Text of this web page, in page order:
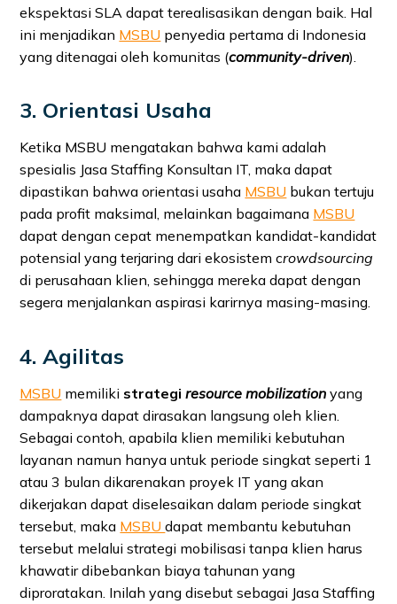
ekspektasi SLA dapat terealisasikan dengan baik. Hal
ini menjadikan MSBU penyedia pertama di Indonesia
yang ditenagai oleh komunitas (community-driven).
3. Orientasi Usaha
Ketika MSBU mengatakan bahwa kami adalah
spesialis Jasa Staffing Konsultan IT, maka dapat
dipastikan bahwa orientasi usaha MSBU bukan tertuju
pada profit maksimal, melainkan bagaimana MSBU
dapat dengan cepat menempatkan kandidat-kandidat
potensial yang terjaring dari ekosistem crowdsourcing
di perusahaan klien, sehingga mereka dapat dengan
segera menjalankan aspirasi karirnya masing-masing.
4. Agilitas
MSBU memiliki strategiresource mobilization yang
dampaknya dapat dirasakan langsung oleh klien.
Sebagai contoh, apabila klien memiliki kebutuhan
layanan namun hanya untuk periode singkat seperti 1
atau 3 bulan dikarenakan proyek IT yang akan
dikerjakan dapat diselesaikan dalam periode singkat
tersebut, maka MSBUdapat membantu kebutuhan
tersebut melalui strategi mobilisasi tanpa klien harus
khawatir dibebankan biaya tahunan yang
diproratakan. Inilah yang disebut sebagai Jasa Staffing